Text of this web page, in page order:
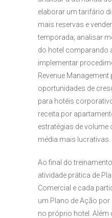
elaborar um tarifário
mais reservas e
temporada; analisar
do hotel comparando
implementar
Revenue
oportunidades de
para hotéis
receita por
estratégias de volume
média mais lucrativas.
Ao final do
atividade prática de
Comercial e cada
um Plano de Ação
no próprio hotel.